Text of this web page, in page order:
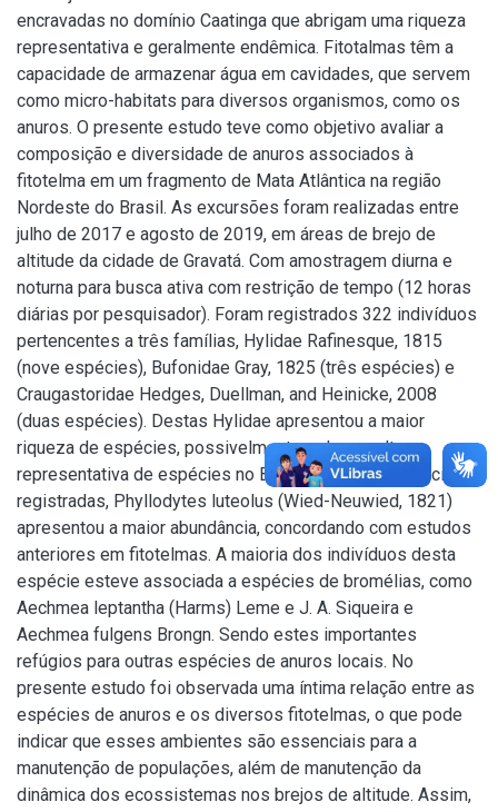
encravadas no domínio Caatinga que abrigam uma riqueza
representativa e geralmente endêmica. Fitotalmas têm a
capacidade de armazenar água em cavidades, que servem
como micro-habitats para diversos organismos, como os
anuros. O presente estudo teve como objetivo avaliar a
composição e diversidade de anuros associados à
fitotelma em um fragmento de Mata Atlântica na região
Nordeste do Brasil. As excursões foram realizadas entre
julho de 2017 e agosto de 2019, em áreas de brejo de
altitude da cidade de Gravatá. Com amostragem diurna e
noturna para busca ativa com restrição de tempo (12 horas
diárias por pesquisador). Foram registrados 322 indivíduos
pertencentes a três famílias, Hylidae Rafinesque, 1815
(nove espécies), Bufonidae Gray, 1825 (três espécies) e
Craugastoridae Hedges, Duellman, and Heinicke, 2008
(duas espécies). Destas Hylidae apresentou a maior
riqueza de espécies, possivelmente pela sua alta
representativa de espécies no Brasil. Dentre as espécies
registradas, Phyllodytes luteolus (Wied-Neuwied, 1821)
apresentou a maior abundância, concordando com estudos
anteriores em fitotelmas. A maioria dos indivíduos desta
espécie esteve associada a espécies de bromélias, como
Aechmea leptantha (Harms) Leme e J. A. Siqueira e
Aechmea fulgens Brongn. Sendo estes importantes
refúgios para outras espécies de anuros locais. No
presente estudo foi observada uma íntima relação entre as
espécies de anuros e os diversos fitotelmas, o que pode
indicar que esses ambientes são essenciais para a
manutenção de populações, além de manutenção da
dinâmica dos ecossistemas nos brejos de altitude. Assim,